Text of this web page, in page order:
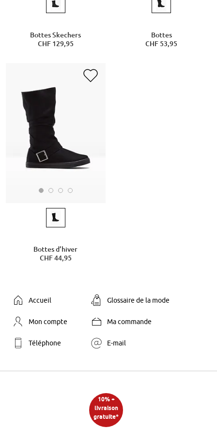
Bottes Skechers
CHF 129,95
Bottes
CHF 53,95
Bottes d’hiver
CHF 44,95
Accueil Glossaire de la mode
Mon compte Ma commande
Téléphone E-mail
10% +
livraison
gratuite*